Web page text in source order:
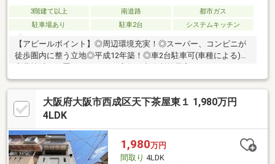
3階建て以上 南道路
都市ガス
駐車場あり
駐車2台 システムキッチン
【アピールポイント】◎周辺環境充実！◎スーパー、コンビニが
徒歩圏内に整う立地◎平成12年築！◎車2台駐車可(車種による)◎
しょうか。
大阪府大阪市西成区天下茶屋東１ 1,980万円
4LDK
1,980万円
間取り 4LDK